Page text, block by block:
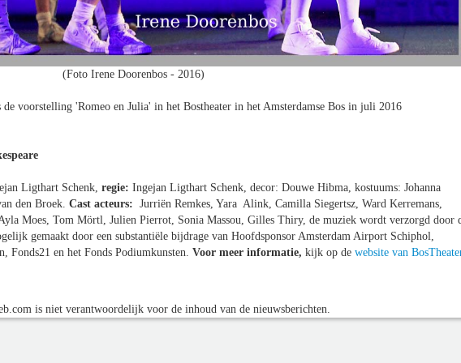
(Foto Irene Doorenbos - 2016)
de voorstelling 'Romeo en Julia' in het Bostheater in het Amsterdamse Bos in juli 2016
Ligthart Schenk, regie: Ingejan Ligthart Schenk, decor: Douwe Hibma, kostuums: Johanna
den Broek. Cast acteurs: Jurriën Remkes, Yara Alink, Camilla Siegertsz, Ward Kerremans,
Moes, Tom Mörtl, Julien Pierrot, Sonia Massou, Gilles Thiry, de muziek wordt verzorgd door
gemaakt door een substantiële bijdrage van Hoofdsponsor Amsterdam Airport Schiphol,
Fonds21 en het Fonds Podiumkunsten. Voor meer informatie, kijk op de website van
is niet verantwoordelijk voor de inhoud van de nieuwsberichten.